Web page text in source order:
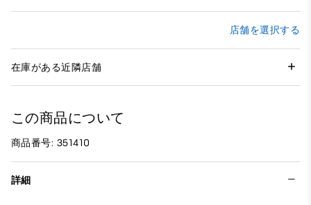
店舗を選択する
在庫がある近隣店舗
この商品について
商品番号: 351410
詳細